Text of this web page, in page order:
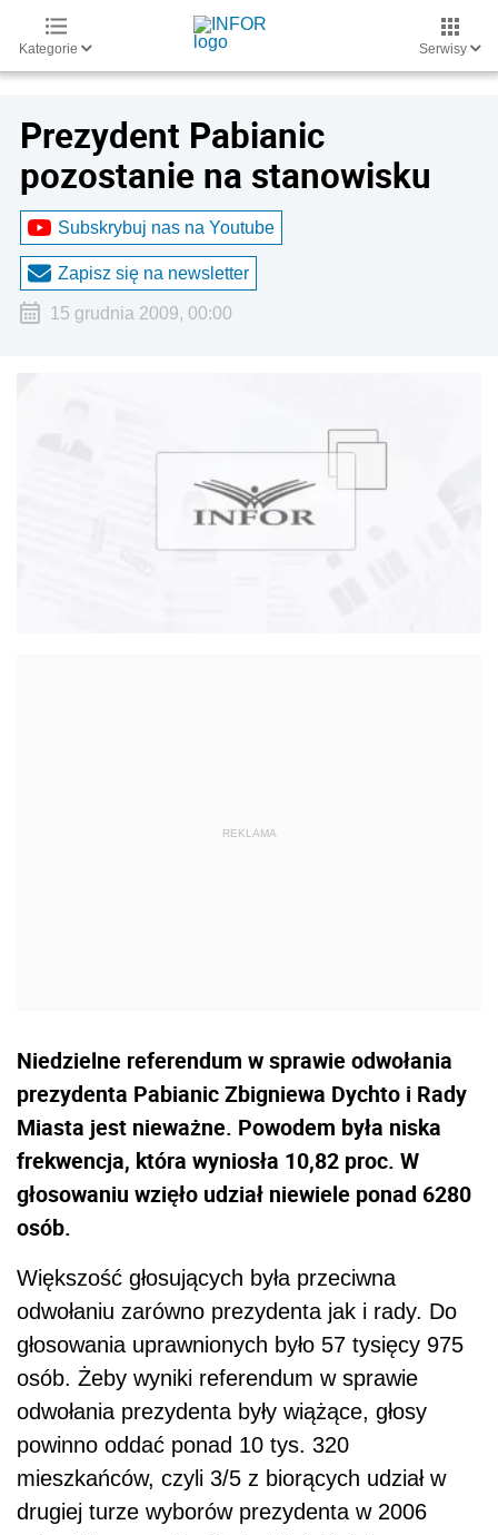
Kategorie Serwisy
Prezydent Pabianic
pozostanie na stanowisku
Subskrybuj nas na Youtube
Zapisz się na newsletter
15 grudnia 2009, 00:00
Niedzielne referendum w sprawie odwołania
prezydenta Pabianic Zbigniewa Dychto i Rady
Miasta jest nieważne. Powodem była niska
frekwencja, która wyniosła 10,82 proc. W
głosowaniu wzięło udział niewiele ponad 6280
osób.
Większość głosujących była przeciwna
odwołaniu zarówno prezydenta jak i rady. Do
głosowania uprawnionych było 57 tysięcy 975
osób. Żeby wyniki referendum w sprawie
odwołania prezydenta były wiążące, głosy
powinno oddać ponad 10 tys. 320
mieszkańców, czyli 3/5 z biorących udział w
drugiej turze wyborów prezydenta w 2006